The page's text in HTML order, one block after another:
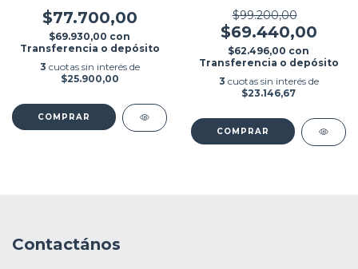
$77.700,00
$69.930,00 con
Transferencia o depósito
3 cuotas sin interés de
$25.900,00
COMPRAR
$99.200,00
$69.440,00
$62.496,00 con
Transferencia o depósito
3 cuotas sin interés de
$23.146,67
COMPRAR
Contactános